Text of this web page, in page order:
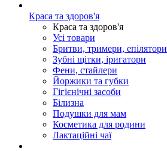
Краса та здоров'я
Краса та здоров'я
Усі товари
Бритви, тримери, епілятори
Зубні щітки, іригатори
Фени, стайлери
Йоржики та губки
Гігієнічні засоби
Білизна
Подушки для мам
Косметика для родини
Лактаційні чаї